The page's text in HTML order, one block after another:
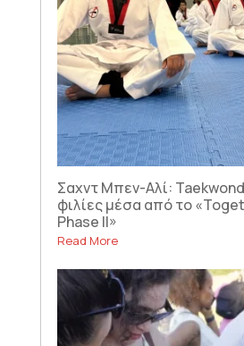
Σαχντ Μπεν-Αλί:
φιλίες μέσα από το
Phase II»
Read More